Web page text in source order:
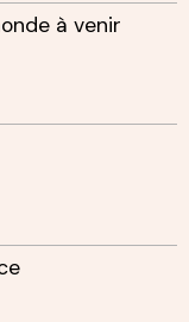
à venir